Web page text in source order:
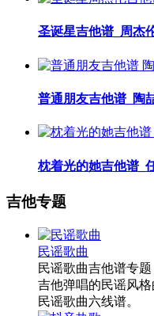
圣诞星吉他谱_周杰
普通朋友吉他谱_陶
枕着光的她吉他谱_
吉他专题
民谣歌曲
民谣歌曲吉他谱专
吉他弹唱的民谣风
民谣歌曲六线谱。